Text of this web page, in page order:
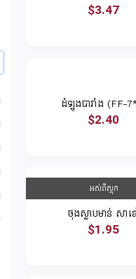
$3.47
ដំឡូងបារាំង (FF-
$2.40
អស់ពីស្តុក
ចុងស្លាបមាន់ សា
$1.95